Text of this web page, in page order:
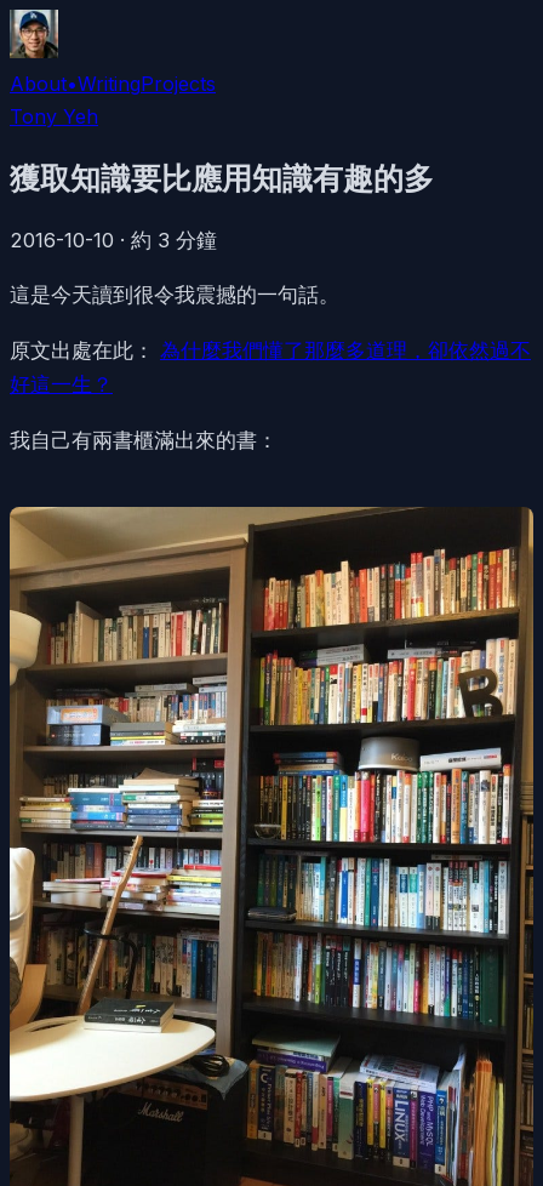
About•WritingProjects
Tony Yeh
獲取知識要比應用知識有趣的多
2016-10-10 · 約 3 分鐘
這是今天讀到很令我震撼的一句話。
原文出處在此： 為什麼我們懂了那麼多道理，卻依然過不
好這一生？
我自己有兩書櫃滿出來的書：